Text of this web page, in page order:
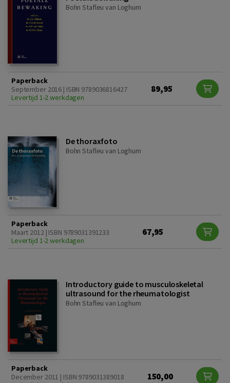
Bohn Stafleu van Loghum
Paperback
September 2016 | ISBN 9789036816427
Levertijd 1-2 werkdagen
89,95
De thoraxfoto
Bohn Stafleu van Loghum
Paperback
Maart 2012 | ISBN 9789031391233
Levertijd 1-2 werkdagen
67,95
Introductory guide to musculoskeletal
ultrasound for the rheumatologist
Bohn Stafleu van Loghum
Paperback
December 2011 | ISBN 9789031389018
150,00